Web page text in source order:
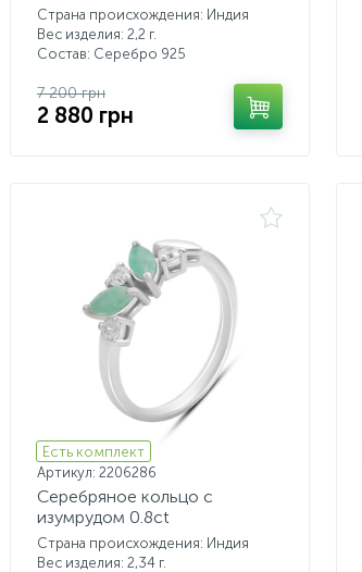
Страна происхождения: Индия
Вес изделия: 2,2 г.
Состав: Серебро 925
7 200 грн
2 880 грн
Есть комплект
Артикул: 2206286
Серебряное кольцо с
изумрудом 0.8ct
Страна происхождения: Индия
Вес изделия: 2,34 г.